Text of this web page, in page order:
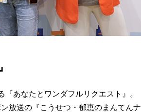
あなたとワンダフルリクエスト』。
放送の『こうせつ・郁恵のまんてんナ